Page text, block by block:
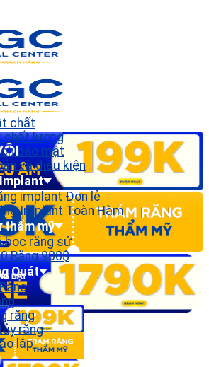
chất
chất lượng
bảo mật
và điều kiện
implant Đơn lẻ
Implant Toàn Hàm
thẩm mỹ
bọc răng sứ
Răng 900$
Quát
răng
răng
lắp